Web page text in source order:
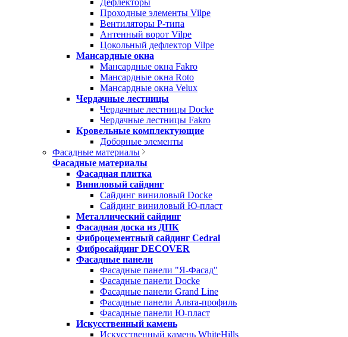
Дефлекторы
Проходные элементы Vilpe
Вентиляторы P-типа
Антенный ворот Vilpe
Цокольный дефлектор Vilpe
Мансардные окна
Мансардные окна Fakro
Мансардные окна Roto
Мансардные окна Velux
Чердачные лестницы
Чердачные лестницы Docke
Чердачные лестницы Fakro
Кровельные комплектующие
Доборные элементы
Фасадные материалы
Фасадные материалы
Фасадная плитка
Виниловый сайдинг
Сайдинг виниловый Docke
Сайдинг виниловый Ю-пласт
Металлический сайдинг
Фасадная доска из ДПК
Фиброцементный сайдинг Cedral
Фибросайдинг DECOVER
Фасадные панели
Фасадные панели "Я-Фасад"
Фасадные панели Docke
Фасадные панели Grand Line
Фасадные панели Альта-профиль
Фасадные панели Ю-пласт
Искусственный камень
Искусственный камень WhiteHills